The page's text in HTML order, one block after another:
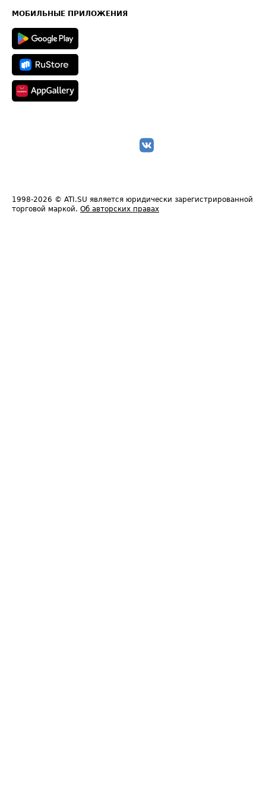
Техническая информация
МОБИЛЬНЫЕ ПРИЛОЖЕНИЯ
1998-2026 © ATI.SU является юридически зарегистрированной
торговой маркой. Об авторских правах